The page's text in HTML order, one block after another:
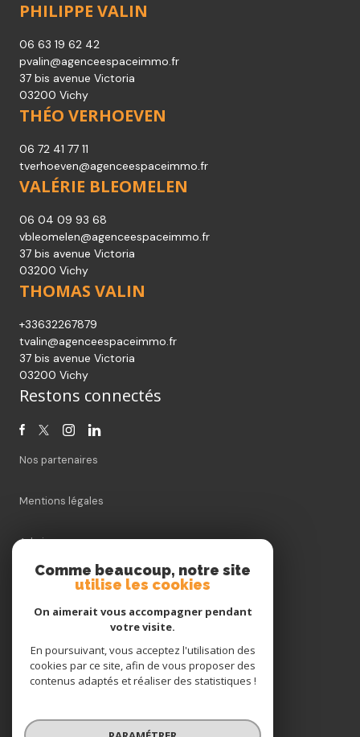
PHILIPPE VALIN
06 63 19 62 42
pvalin@agenceespaceimmo.fr
37 bis avenue Victoria
03200 Vichy
THÉO VERHOEVEN
06 72 41 77 11
tverhoeven@agenceespaceimmo.fr
VALÉRIE BLEOMELEN
06 04 09 93 68
vbleomelen@agenceespaceimmo.fr
37 bis avenue Victoria
03200 Vichy
THOMAS VALIN
+33632267879
tvalin@agenceespaceimmo.fr
37 bis avenue Victoria
03200 Vichy
Restons connectés
Nos partenaires
Mentions légales
Admin
Nos honoraires
Cookies
© 2026 | Tous droits réservés
Comme beaucoup, notre site
utilise les cookies
On aimerait vous accompagner pendant
votre visite.
En poursuivant, vous acceptez l'utilisation des
cookies par ce site, afin de vous proposer des
contenus adaptés et réaliser des statistiques !